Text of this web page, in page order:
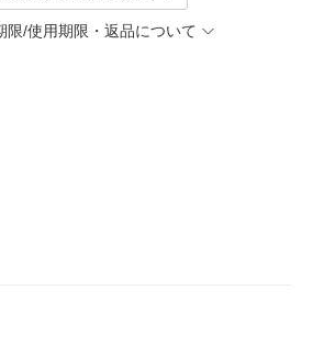
限/使用期限・返品について